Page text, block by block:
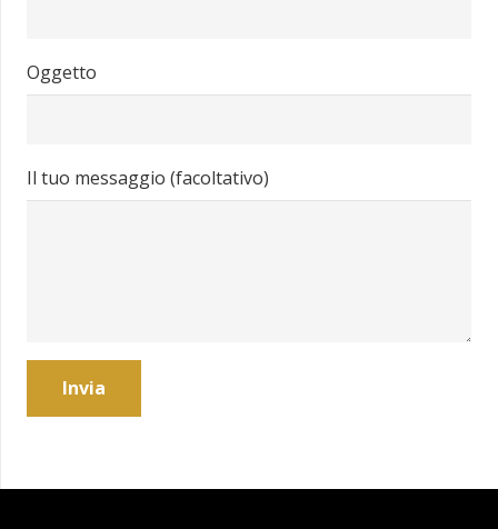
Oggetto
Il tuo messaggio (facoltativo)